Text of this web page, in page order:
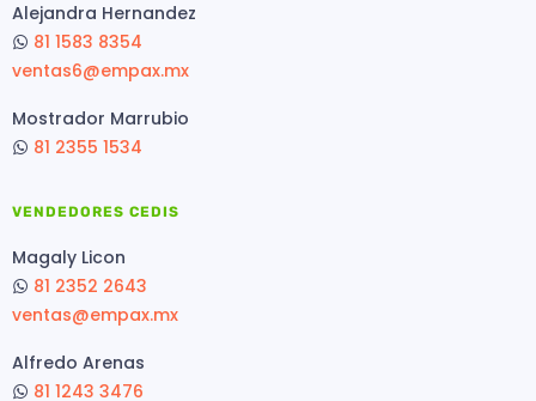
Alejandra Hernandez
81 1583 8354
ventas6@empax.mx
Mostrador Marrubio
81 2355 1534
VENDEDORES CEDIS
Magaly Licon
81 2352 2643
ventas@empax.mx
Alfredo Arenas
81 1243 3476